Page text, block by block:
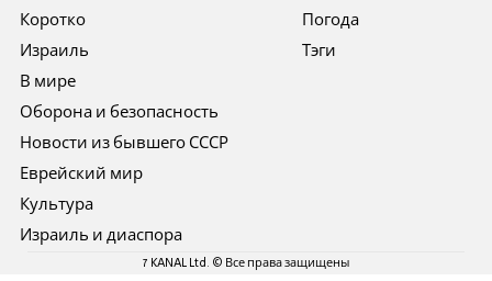
Коротко
Израиль
В мире
Оборона и безопасность
Новости из бывшего СССР
Еврейский мир
Культура
Израиль и диаспора
Погода
Тэги
7 KANAL Ltd. © Все права защищены